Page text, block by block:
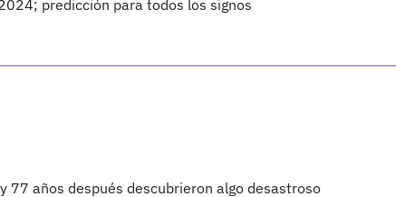
predicción para todos los signos
77 años después descubrieron algo desastroso